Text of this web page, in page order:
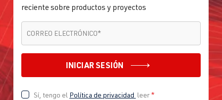
reciente sobre productos y proyectos
CORREO ELECTRÓNICO*
INICIAR SESIÓN
Sí, tengo el Política de privacidad leer*